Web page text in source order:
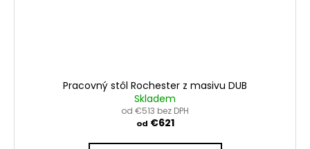
Pracovný stôl Rochester z masivu DUB
Skladem
od €513 bez DPH
od €621